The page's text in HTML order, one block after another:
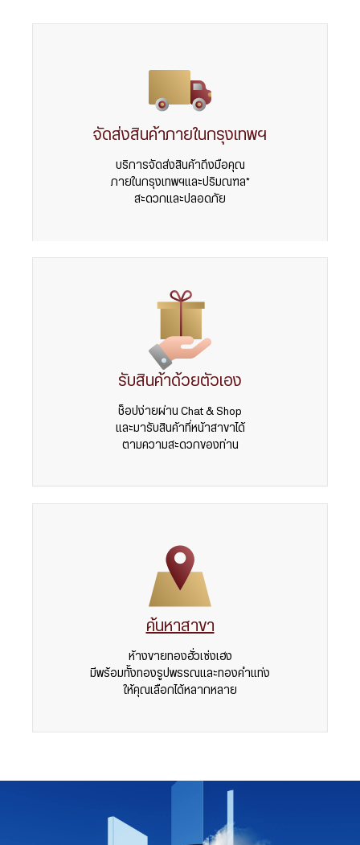
จัดส่งสินค้าภายในกรุงเทพฯ
บริการจัดส่งสินค้าถึงมือคุณ
ภายในกรุงเทพฯและปริมณฑล*
สะดวกและปลอดภัย
รับสินค้าด้วยตัวเอง
ช็อปง่ายผ่าน Chat & Shop
และมารับสินค้าที่หน้าสาขาได้
ตามความสะดวกของท่าน
ค้นหาสาขา
ห้างขายทองฮั่วเซ่งเฮง
มีพร้อมทั้งทองรูปพรรณและทองคำแท่ง
ให้คุณเลือกได้หลากหลาย